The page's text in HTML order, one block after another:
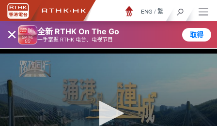
× 全新 RTHK On The Go
一手掌握 RTHK 电台、电视节目
取得
ENG / 繁